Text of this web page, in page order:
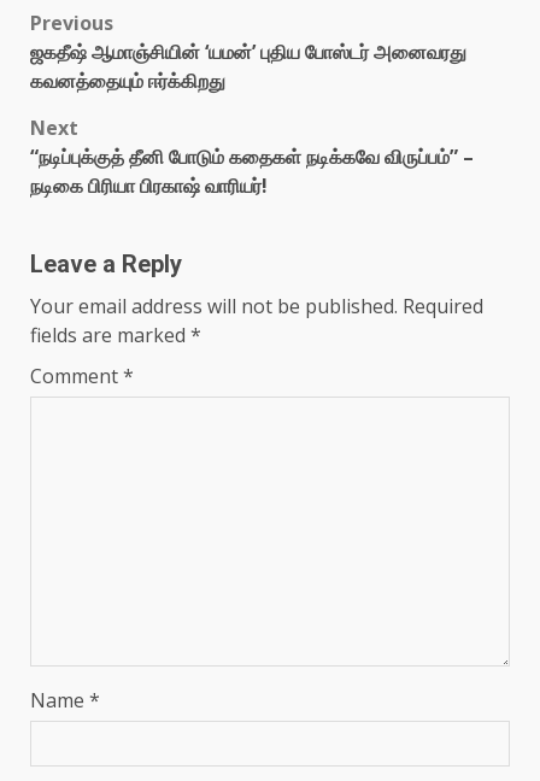
Post
navigation
Previous
ஜகதீஷ் ஆமாஞ்சியின் ‘யமன்’ புதிய போஸ்டர் அனைவரது
கவனத்தையும் ஈர்க்கிறது
Next
“நடிப்புக்குத் தீனி போடும் கதைகள் நடிக்கவே விருப்பம்” –
நடிகை பிரியா பிரகாஷ் வாரியர்!
Leave a Reply
Your email address will not be published. Required
fields are marked *
Comment*
Name *